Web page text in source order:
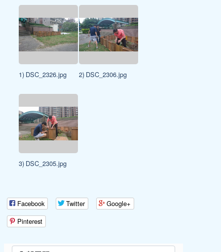
1) DSC_2326.jpg 2) DSC_2306.jpg
3) DSC_2305.jpg
Facebook Twitter
Google+
Pinterest